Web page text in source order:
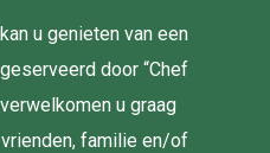
u genieten van een
door “Chef
u graag
familie en/of